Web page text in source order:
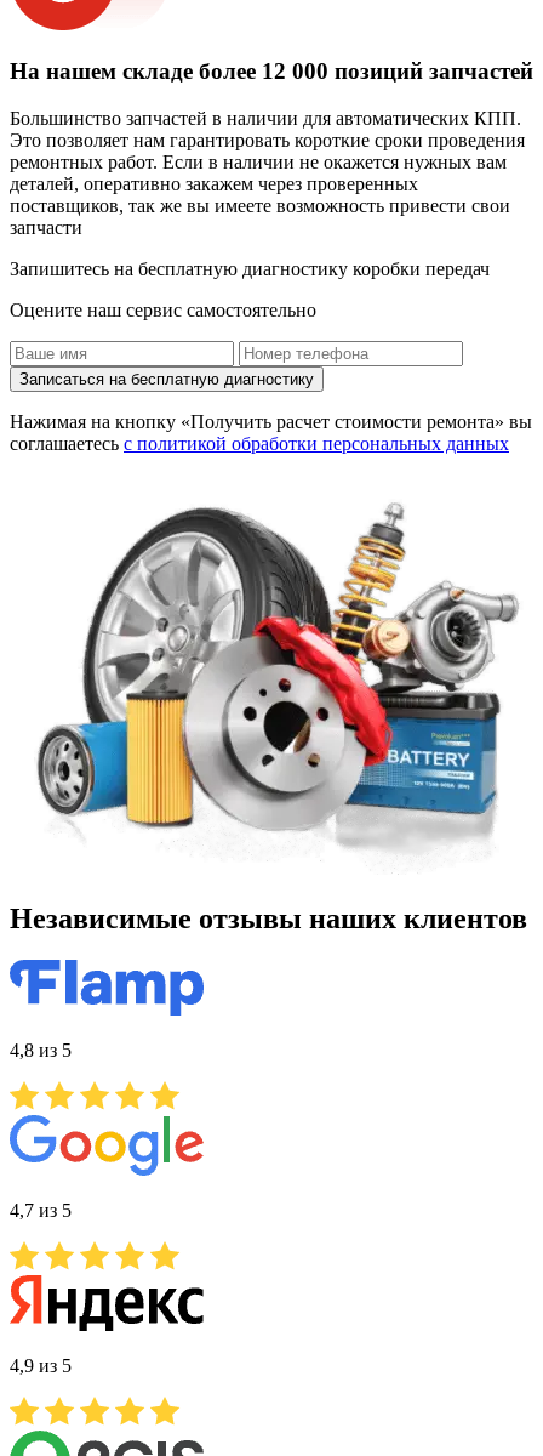
На нашем складе более 12 000 позиций запчастей
Большинство запчастей в наличии для автоматических КПП.
Это позволяет нам гарантировать короткие сроки проведения
ремонтных работ. Если в наличии не окажется нужных вам
деталей, оперативно закажем через проверенных
поставщиков, так же вы имеете возможность привести свои
запчасти
Запишитесь на бесплатную диагностику коробки передач
Оцените наш сервис самостоятельно
Записаться на бесплатную диагностику
Нажимая на кнопку «Получить расчет стоимости ремонта» вы
соглашаетесь с политикой обработки персональных данных
Независимые отзывы наших клиентов
4,8 из 5
4,7 из 5
4,9 из 5